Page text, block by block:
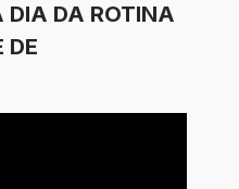
DIA DA ROTINA
DE